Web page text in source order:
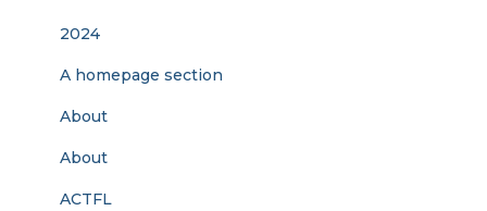
2024
A homepage section
About
About
ACTFL